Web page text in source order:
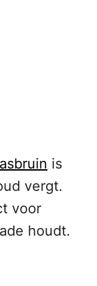
asbruin is
vergt.
voor
houdt.